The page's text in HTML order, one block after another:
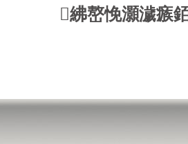
紼嶅悗灝濊瘯